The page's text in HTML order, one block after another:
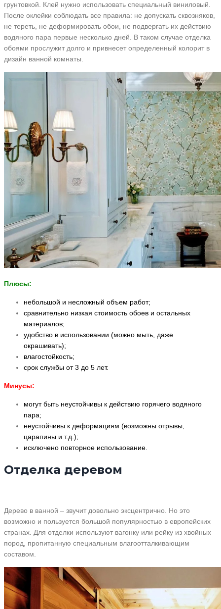
грунтовкой. Клей нужно использовать специальный виниловый.
После оклейки соблюдать все правила: не допускать сквозняков,
не тереть, не деформировать обои, не подвергать их действию
водяного пара первые несколько дней. В таком случае отделка
обоями прослужит долго и привнесет определенный колорит в
дизайн ванной комнаты.
Плюсы:
небольшой и несложный объем работ;
сравнительно низкая стоимость обоев и остальных
материалов;
удобство в использовании (можно мыть, даже
окрашивать);
влагостойкость;
срок службы от 3 до 5 лет.
Минусы:
могут быть неустойчивы к действию горячего водяного
пара;
неустойчивы к деформациям (возможны отрывы,
царапины и т.д.);
исключено повторное использование.
Отделка деревом
Дерево в ванной – звучит довольно эксцентрично. Но это
возможно и пользуется большой популярностью в европейских
странах. Для отделки используют вагонку или рейку из хвойных
пород, пропитанную специальным влагоотталкивающим
составом.